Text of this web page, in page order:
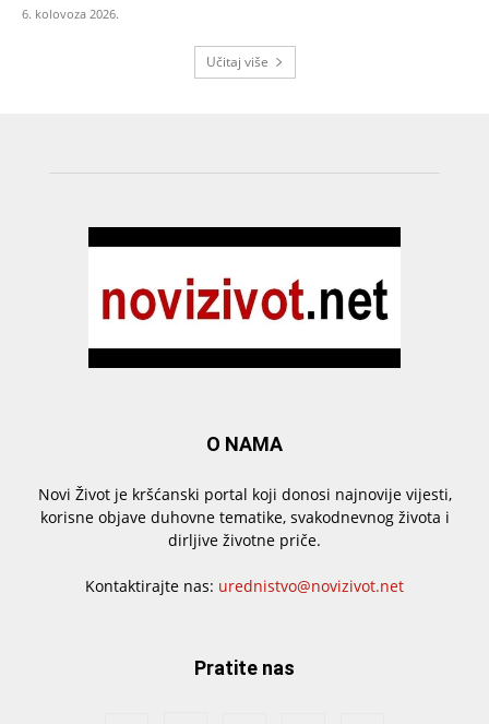
6. kolovoza 2026.
Učitaj više
O NAMA
Novi Život je kršćanski portal koji donosi najnovije vijesti,
korisne objave duhovne tematike, svakodnevnog života i
dirljive životne priče.
Kontaktirajte nas: urednistvo@novizivot.net
Pratite nas